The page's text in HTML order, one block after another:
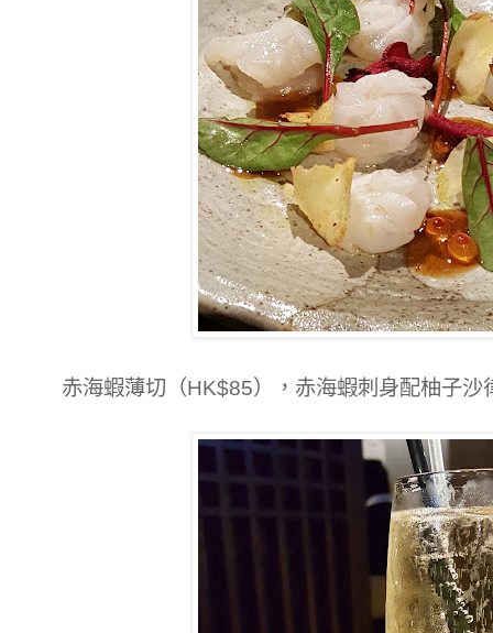
赤海蝦薄切（HK$85），赤海蝦刺身配柚子